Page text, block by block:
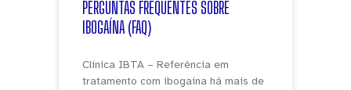
PERGUNTAS FREQUENTES SOBRE
IBOGAÍNA (FAQ)
Clínica IBTA – Referência em
tratamento com ibogaína há mais de